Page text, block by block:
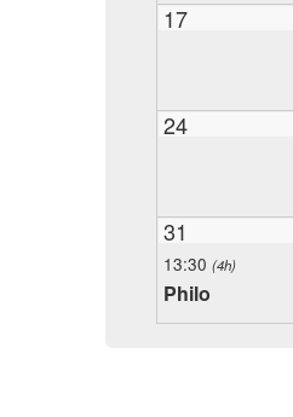
17
24
31
13:30 (4h)
Philo